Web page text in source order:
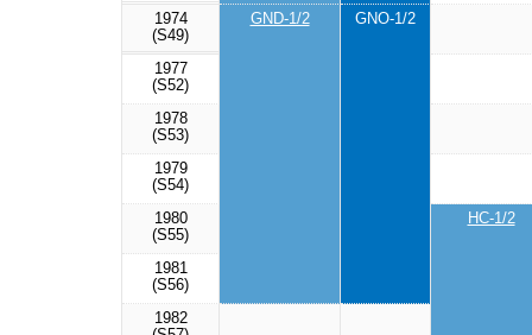
1974
(S49)
GND-1/2 GNO-1/2
1977
(S52)
1978
(S53)
1979
(S54)
1980
(S55)
HC-1/2
1981
(S56)
1982
1974
(S49)
GND-1/2 GNO-1/2
1977
(S52)
1978
(S53)
1979
(S54)
1980
(S55)
HC-1/2
1981
(S56)
1982
1974
(S49)
GND-1/2 GNO-1/2
1977
(S52)
1978
(S53)
1979
(S54)
1980
(S55)
HC-1/2
1981
(S56)
1982
1974
(S49)
GND-1/2 GNO-1/2
1977
(S52)
1978
(S53)
1979
(S54)
1980
(S55)
HC-1/2
1981
(S56)
1982